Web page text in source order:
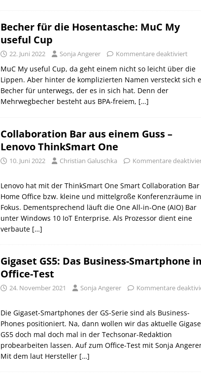
Becher für die Hosentasche: MuC My
useful Cup
22. Juni 2022 Sonja Angerer Kommentare deaktiviert
MuC My useful Cup, da geht einem nicht so leicht über die
Lippen. Aber hinter de komplizierten Namen versteckt sich
Becher für unterwegs, der es in sich hat. Denn der
Mehrwegbecher besteht aus BPA-freiem, […]
Collaboration Bar aus einem Guss –
Lenovo ThinkSmart One
10. Juni 2022 Christian Galuschka Kommentare
Lenovo hat mit der ThinkSmart One Smart Collaboration Bar
Home Office bzw. kleine und mittelgroße Konferenzräume in
Fokus. Dementsprechend läuft die One All-in-One (AIO) Bar
unter Windows 10 IoT Enterprise. Als Prozessor dient eine
verbaute […]
Gigaset GS5: Das Business-Smartphone
Office-Test
24. November 2021 Sonja Angerer Kommentare
Die Gigaset-Smartphones der GS-Serie sind als Business-
Phones positioniert. Na, dann wollen wir das aktuelle
GS5 doch mal doch mal in der Techsonar-Redaktion
probearbeiten lassen. Auf zum Office-Test mit Sonja
Mit dem laut Hersteller […]